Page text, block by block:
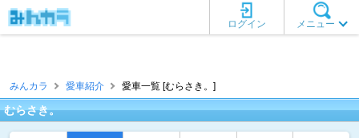
メニュー
ログイン
みんカラ 愛車紹介 愛車一覧 [むらさき。]
むらさき。